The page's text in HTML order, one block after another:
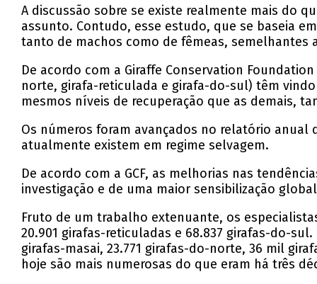
A discussão sobre se existe realmente mais do
assunto. Contudo, esse estudo, que se baseia
tanto de machos como de fêmeas, semelhantes
De acordo com a Giraffe Conservation
norte, girafa-reticulada e girafa-do-sul) têm
mesmos níveis de recuperação que as demais,
Os números foram avançados no relatório anual
atualmente existem em regime selvagem.
De acordo com a GCF, as melhorias nas
investigação e de uma maior sensibilização
Fruto de um trabalho extenuante, os
20.901 girafas-reticuladas e 68.837 girafas-do-
girafas-masai, 23.771 girafas-do-norte, 36 mil
hoje são mais numerosas do que eram há três